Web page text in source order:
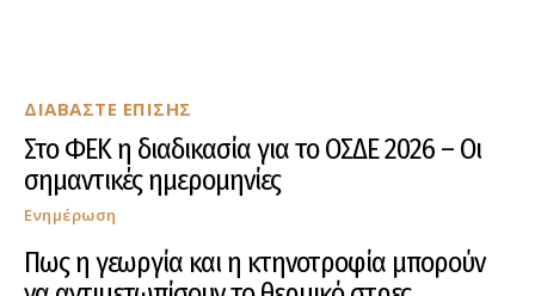
ΔΙΑΒΑΣΤΕ ΕΠΙΣΗΣ
Στο ΦΕΚ η διαδικασία για το ΟΣΔΕ 2026 – Οι
σημαντικές ημερομηνίες
Ενημέρωση
Πως η γεωργία και η κτηνοτροφία μπορούν